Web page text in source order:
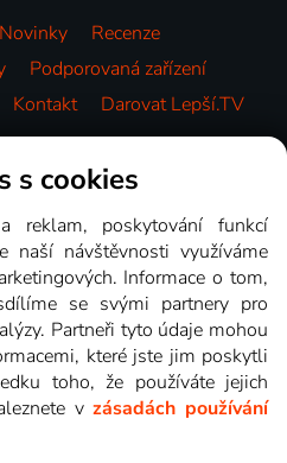
Novinky
Recenze
Podporovaná zařízení
Kontakt Darovat Lepší.TV
s cookies
reklam, poskytování funkcí
naší návštěvnosti využíváme
Informace o tom,
se svými partnery pro
Partneři tyto údaje mohou
které jste jim poskytli
toho, že používáte jejich
vzásadách používání